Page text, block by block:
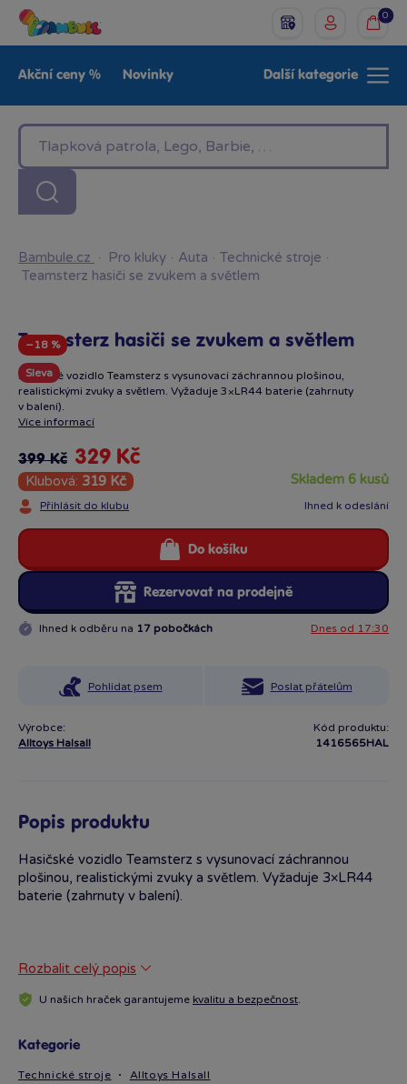
0
Akční ceny % Novinky
LEGO®
Baby Značky
Další kategorie
Bambule.cz · Pro kluky · Auta · Technické stroje ·
Teamsterz hasiči se zvukem a světlem
−18 %
Sleva
Teamsterz hasiči se zvukem a světlem
Hasičské vozidlo Teamsterz s vysunovací záchrannou plošinou,
realistickými zvuky a světlem. Vyžaduje 3×LR44 baterie (zahrnuty
v balení).
Více informací
399 Kč 329 Kč
Klubová: 319 Kč
Přihlásit do klubu
skladem 6 kusů
Ihned k odeslání
Rezervovat na prodejně
Do košíku
Ihned k odběru na 17 pobočkách Dnes od 17:30
Pohlídat psem Poslat přátelům
Výrobce:
Alltoys Halsall
Kód produktu:
1416565HAL
Popis produktu
Hasičské vozidlo Teamsterz s vysunovací záchrannou
plošinou, realistickými zvuky a světlem. Vyžaduje 3×LR44
baterie (zahrnuty v balení).
Rozbalit celý popis
U našich hraček garantujeme kvalitu a bezpečnost.
Kategorie
Technické stroje Alltoys Halsall